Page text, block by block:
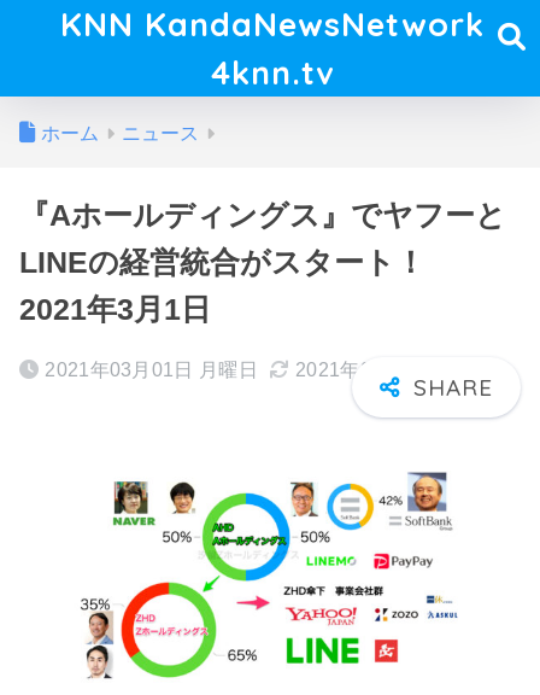
KNN KandaNewsNetwork
4knn.tv
ホーム ニュース
『Aホールディングス』でヤフーと
LINEの経営統合がスタート！
2021年3月1日
2021年03月01日 月曜日 2021年03月10日 水曜日